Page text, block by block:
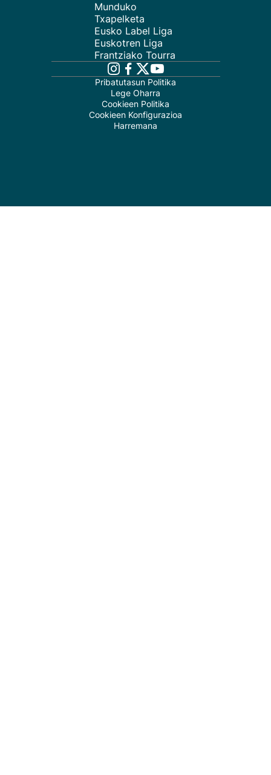
Munduko
Txapelketa
Eusko Label Liga
Euskotren Liga
Frantziako Tourra
Pribatutasun Politika
Lege Oharra
Cookieen Politika
Cookieen Konfigurazioa
Harremana